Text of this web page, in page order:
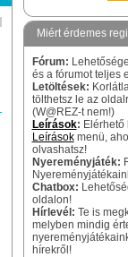
Miért érdemes
Fórum:
és a fórumot teljes
Letöltések:
tölthetsz le az
(W@REZ-t nem!)
Leírások: Elérhető
Leírásokmenü,
olvashatsz!
Nyereményjáték:
Chatbox:
oldalon!
Hírlevél: Te is
melyben mindig
hírekről!